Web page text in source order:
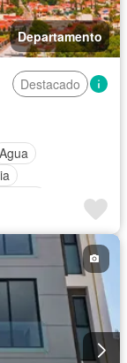
Departamento
Destacado
Agua